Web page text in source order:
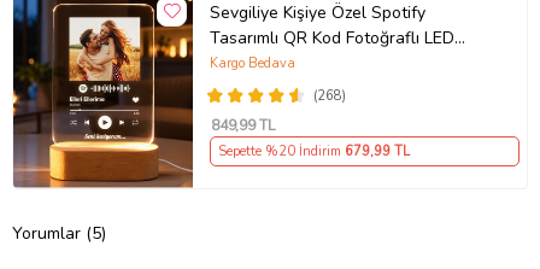
Sevgiliye Kişiye Özel Spotify
Tasarımlı QR Kod Fotoğraflı LED
Gece Lambası Ahşap Kaideli Hediye
(268)
Kargo Bedava
849,99 TL
Sepette %20 İndirim 679,99 TL
Yorumlar (5)